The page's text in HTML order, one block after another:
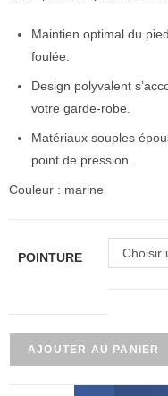
Maintien optimal du
foulée.
Design polyvalent
votre garde-robe.
Matériaux souples
point de pression.
Couleur : marine
POINTURE Choisir
AJOUTER AU PANIER